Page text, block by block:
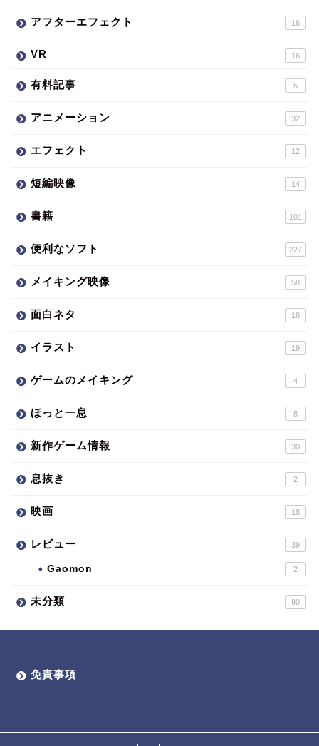
アフターエフェクト 16
VR 16
有料記事 5
アニメーション 32
エフェクト 12
短編映像 14
書籍 101
便利なソフト 227
メイキング映像 58
面白ネタ 18
イラスト 19
ゲームのメイキング 4
ほっと一息 8
新作ゲーム情報 30
息抜き 2
映画 18
レビュー 39
Gaomon 2
未分類 90
免責事項